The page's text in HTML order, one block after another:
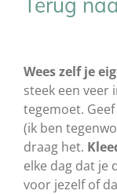
Wees zelf je
steek een veer
tegemoet.
(ik ben
draag het.
elke dag dat je
voor jezelf of